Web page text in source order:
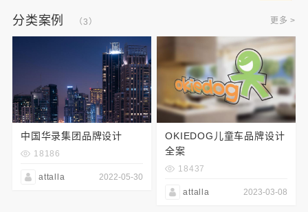
分类案例 （3） 更多 >
中国华录集团品牌设计
18186
attalla 2022-05-30
OKIEDOG儿童车品牌设计
全案
18437
attalla 2023-03-08